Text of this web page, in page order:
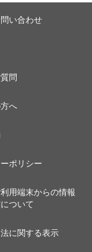
い合わせ
問
へ
ポリシー
用端末からの情報
ついて
に関する表示